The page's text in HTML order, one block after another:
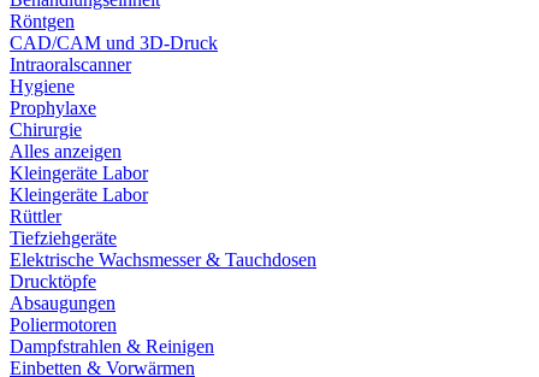
Röntgen
CAD/CAM und 3D-Druck
Intraoralscanner
Hygiene
Prophylaxe
Chirurgie
Alles anzeigen
Kleingeräte Labor
Kleingeräte Labor
Rüttler
Tiefziehgeräte
Elektrische Wachsmesser & Tauchdosen
Drucktöpfe
Absaugungen
Poliermotoren
Dampfstrahlen & Reinigen
Einbetten & Vorwärmen